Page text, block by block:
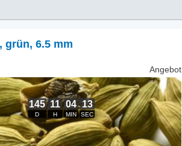
, grün, 6.5 mm
Angebot